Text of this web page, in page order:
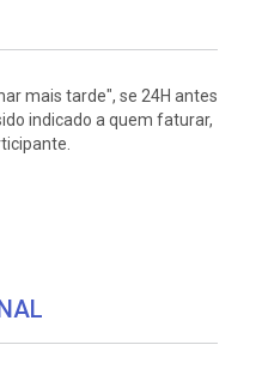
mais tarde", se 24H antes
indicado a quem faturar,